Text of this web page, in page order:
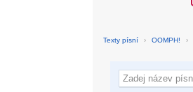
Texty písní › OOMPH! ›